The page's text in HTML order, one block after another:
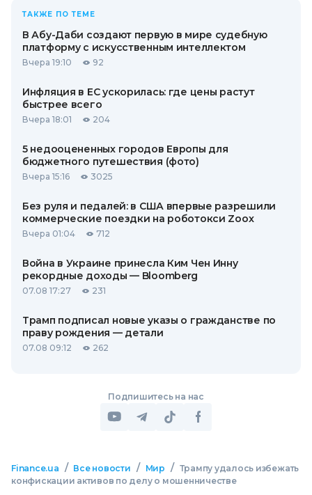
ТАКЖЕ ПО ТЕМЕ
В Абу-Даби создают первую в мире судебную
платформу с искусственным интеллектом
Вчера 19:10 92
Инфляция в ЕС ускорилась: где цены растут
быстрее всего
Вчера 18:01 204
5 недооцененных городов Европы для
бюджетного путешествия (фото)
Вчера 15:16 3025
Без руля и педалей: в США впервые разрешили
коммерческие поездки на роботокси Zoox
Вчера 01:04 712
Война в Украине принесла Ким Чен Инну
рекордные доходы — Bloomberg
07.08 17:27 231
Трамп подписал новые указы о гражданстве по
праву рождения — детали
07.08 09:12 262
Подпишитесь на нас
Finance.ua / Все новости / Мир / Трампу удалось избежать
конфискации активов по делу о мошенничестве